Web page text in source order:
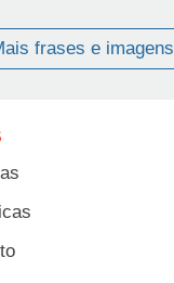
frases e imagens